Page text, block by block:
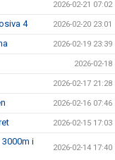
2026-02-21 07:02
4 2026-02-20 23:01
2026-02-19 23:39
2026-02-18
2026-02-17 21:28
2026-02-16 07:46
2026-02-15 17:03
i
2026-02-14 17:40